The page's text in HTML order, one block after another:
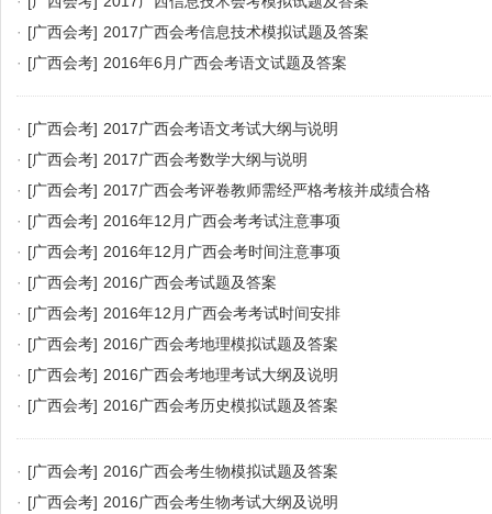
· [广西会考] 2017广西会考信息技术模拟试题及答案
· [广西会考] 2016年6月广西会考语文试题及答案
· [广西会考] 2017广西会考语文考试大纲与说明
· [广西会考] 2017广西会考数学大纲与说明
· [广西会考] 2017广西会考评卷教师需经严格考核并成绩合格
· [广西会考] 2016年12月广西会考考试注意事项
· [广西会考] 2016年12月广西会考时间注意事项
· [广西会考] 2016广西会考试题及答案
· [广西会考] 2016年12月广西会考考试时间安排
· [广西会考] 2016广西会考地理模拟试题及答案
· [广西会考] 2016广西会考地理考试大纲及说明
· [广西会考] 2016广西会考历史模拟试题及答案
· [广西会考] 2016广西会考生物模拟试题及答案
· [广西会考] 2016广西会考生物考试大纲及说明